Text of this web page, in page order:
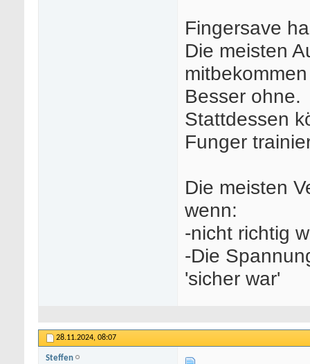
Fingersave
Die meisten
Besser ohne.
Stattdessen
Funger
Die meisten
wenn:
-nicht richtig
-Die
'sicher war'
28.11.2024, 08:07
Steffen